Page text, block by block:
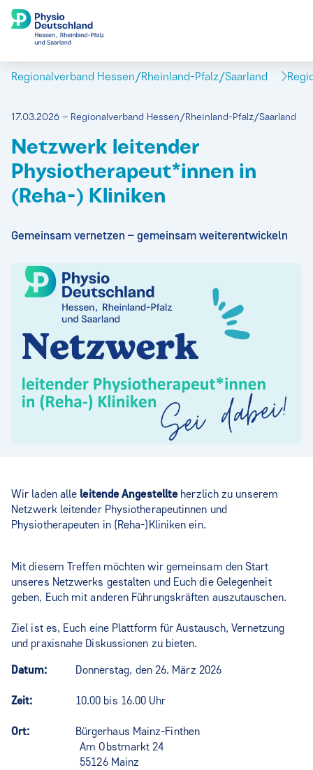
Regionalverband Hessen/Rheinland-Pfalz/Saarland
17.03.2026 – Regionalverband Hessen/Rheinland-Pfalz/Saarland
Netzwerk leitender
Physiotherapeut*innen in
(Reha-) Kliniken
Gemeinsam vernetzen – gemeinsam weiterentwickeln
Wir laden alle leitende Angestellte herzlich zu unserem
Netzwerk leitender Physiotherapeutinnen und
Physiotherapeuten in (Reha-)Kliniken ein.
Mit diesem Treffen möchten wir gemeinsam den Start
unseres Netzwerks gestalten und Euch die Gelegenheit
geben, Euch mit anderen Führungskräften auszutauschen.
Ziel ist es, Euch eine Plattform für Austausch, Vernetzung
und praxisnahe Diskussionen zu bieten.
Datum:
Donnerstag, den 26. März 2026
Zeit: 10.00 bis 16.00 Uhr
Ort:
Bürgerhaus Mainz-Finthen
Am Obstmarkt 24
55126 Mainz